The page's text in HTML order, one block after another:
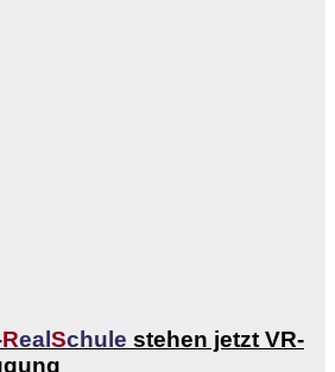
Real Schule stehen jetzt VR-